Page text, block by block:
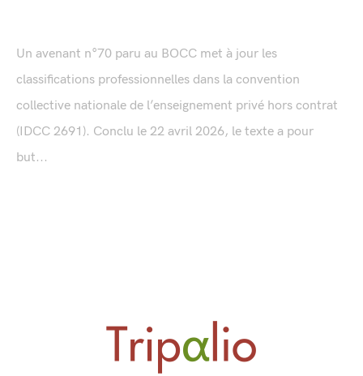
Un avenant n°70 paru au BOCC met à jour les
classifications professionnelles dans la convention
collective nationale de l’enseignement privé hors contrat
(IDCC 2691). Conclu le 22 avril 2026, le texte a pour
but...